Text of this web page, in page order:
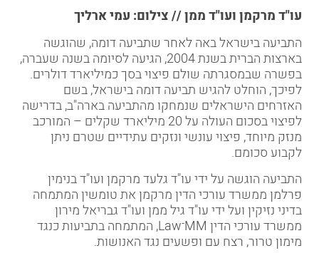
עו"ד מרקמן ועו"ד ממן // צילום: עמי ארליך
התביעה בישראל באה לאחר שתביעה דומה, שהוגשה
בארצות הברית בשנת 2004, הגיעה לסיומה בשנה שעברה,
בפשרה שבמסגרתה שולם פיצוי בסך כמיליארד דולרים.
לפיכך, הוחלט להגיש תביעה דומה בישראל, בשם
האזרחים הישראלים שנמחקו מהתביעה בארה"ב, בדרישה
לפיצוי בסכום העולה על 20 מיליארד שקלים – המורכב
מנזק מיוחד, פיצוי עונשי ונזקים עתידיים שטרם ניתן
לקבוע סכומם.
התביעה הוגשה על ידיעו"ד גלעד מרקמןועו"ד בנימין
פרלמןממשרד עורכי הדיןמרקמן את טומשיןהמתמחה
בדיני נזיקין ועל ידי עו"ד גיל ממן ועו"ד גבריאל מירון
ממשרד עורכי הדין MM־Law, המתמחה בתביעות כנגד
מימון טרור, רצח עם ופשעים נגד האנושות.